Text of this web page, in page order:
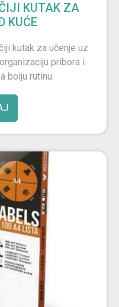
KUTAK ZA
KUĆE
kutak za učenje uz
pribora i
bolju rutinu.